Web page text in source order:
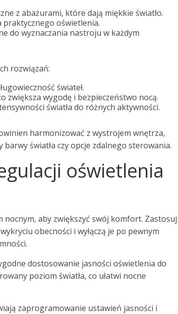
z abażurami, które dają miękkie światło.
praktycznego oświetlenia.
do wyznaczania nastroju w każdym
rozwiązań:
świateł.
zwiększa wygodę i bezpieczeństwo nocą.
światła do różnych aktywności.
harmonizować z wystrojem wnętrza,
światła czy opcje zdalnego sterowania.
oświetlenia
nocnym, aby zwiększyć swój komfort. Zastosuj
obecności i wyłączą je po pewnym
dostosowanie jasności oświetlenia do
poziom światła, co ułatwi nocne
zaprogramowanie ustawień jasności i